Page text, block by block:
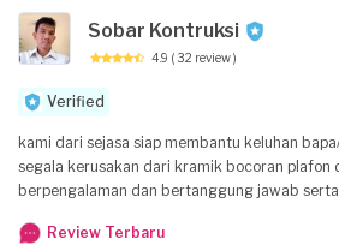
Sobar Kontruksi
4.9 ( 32 review )
Verified
kami dari sejasa siap membantu keluhan bapa/ibu untuk memperbaiki
segala kerusakan dari kramik bocoran plafon
berpengalaman dan bertanggung jawab
Review Terbaru